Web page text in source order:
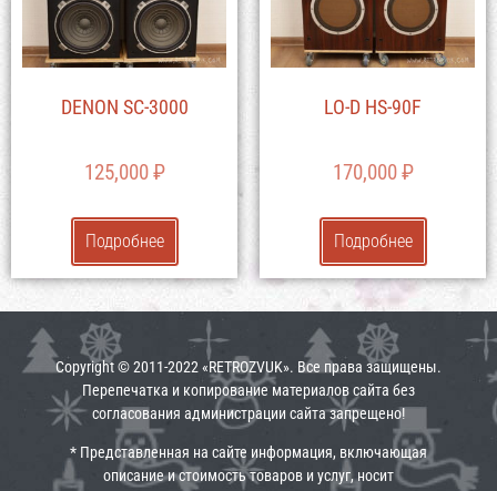
DENON SC-3000
125,000₽
Подробнее
LO-D HS-90F
170,000₽
Подробнее
Copyright © 2011-2022 «RETROZVUK». Все права защищены.
Перепечатка и копирование материалов сайта без
согласования администрации сайта запрещено!
* Представленная на сайте информация, включающая
описание и стоимость товаров и услуг, носит